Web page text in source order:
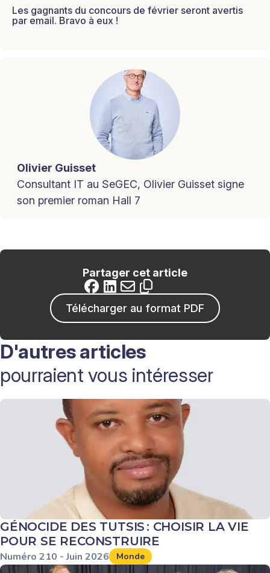
Les gagnants du concours de février seront avertis
par email. Bravo à eux !
Olivier Guisset
Consultant IT au SeGEC, Olivier Guisset signe
son premier roman Hall 7
Partager cet article
Télécharger au format PDF
D'autres articles
pourraient vous intéresser
GÉNOCIDE DES TUTSIS : CHOISIR LA VIE
POUR SE RECONSTRUIRE
Numéro 210 - Juin 2026 Monde